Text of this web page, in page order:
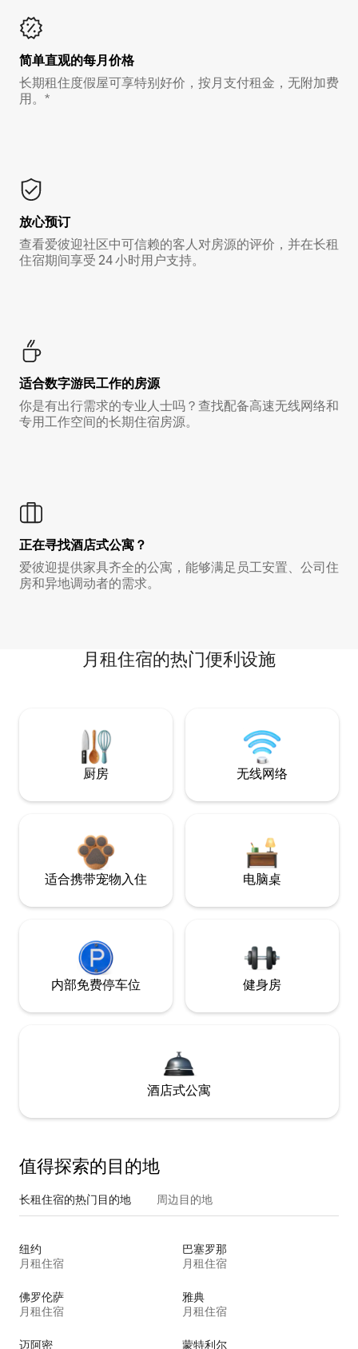
简单直观的每月价格
长期租住度假屋可享特别好价，按月支付租金，无附加费
用。*
放心预订
查看爱彼迎社区中可信赖的客人对房源的评价，并在长租
住宿期间享受 24 小时用户支持。
适合数字游民工作的房源
你是有出行需求的专业人士吗？查找配备高速无线网络和
专用工作空间的长期住宿房源。
正在寻找酒店式公寓？
爱彼迎提供家具齐全的公寓，能够满足员工安置、公司住
房和异地调动者的需求。
月租住宿的热门便利设施
厨房 无线网络
适合携带宠物入住 电脑桌
内部免费停车位 健身房
酒店式公寓
值得探索的目的地
长租住宿的热门目的地 周边目的地
纽约
月租住宿
巴塞罗那
月租住宿
佛罗伦萨
月租住宿
雅典
月租住宿
迈阿密 蒙特利尔